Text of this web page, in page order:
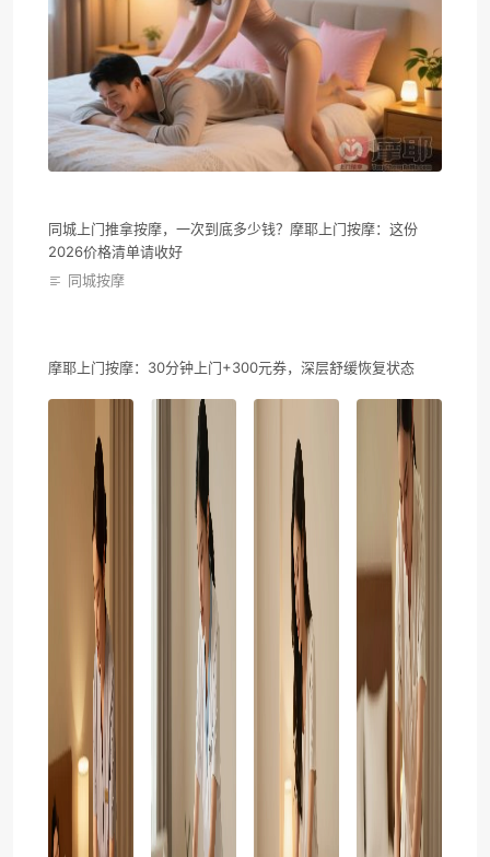
同城上门推拿按摩，一次到底多少钱？摩耶上门按摩：这份
2026价格清单请收好
同城按摩
摩耶上门按摩：30分钟上门+300元券，深层舒缓恢复状态